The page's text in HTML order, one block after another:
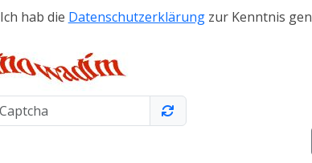
Ich hab die Datenschutzerklärungzur Kenntnis